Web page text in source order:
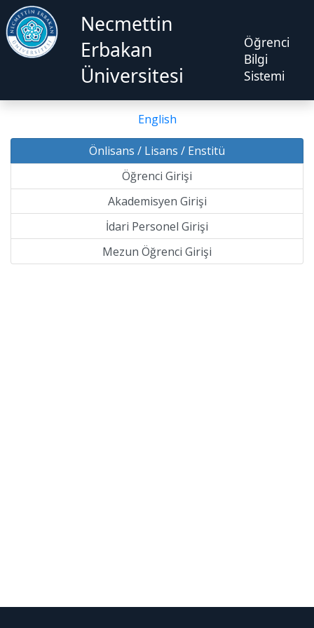
Necmettin
Erbakan
Üniversitesi
Öğrenci
Bilgi
Sistemi
English
Önlisans / Lisans / Enstitü
Öğrenci Girişi
Akademisyen Girişi
İdari Personel Girişi
Mezun Öğrenci Girişi